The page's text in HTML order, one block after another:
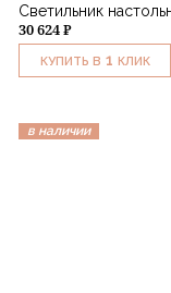
Светильник
30 624 ₽
КУПИТЬ В 1 КЛИК
в наличии